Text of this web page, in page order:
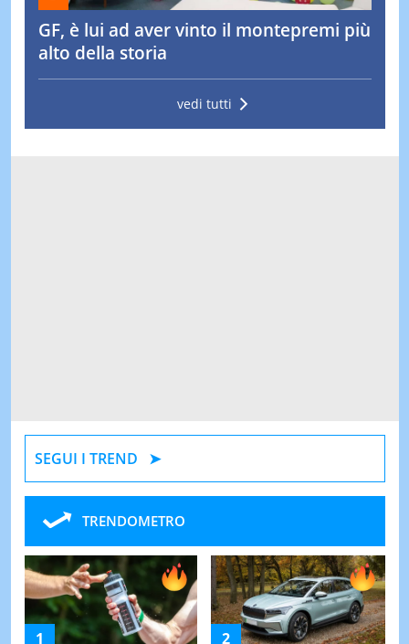
GF, è lui ad aver vinto il montepremi più
alto della storia
vedi tutti
SEGUI I TREND
TRENDOMETRO